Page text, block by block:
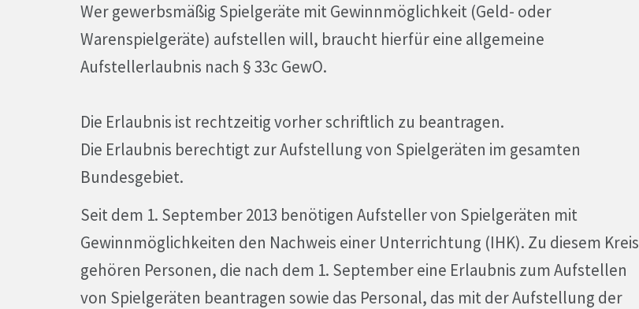
Wer gewerbsmäßig Spielgeräte mit Gewinnmöglichkeit (Geld- oder
Warenspielgeräte) aufstellen will, braucht hierfür eine allgemeine
Aufstellerlaubnis nach § 33c GewO.
Die Erlaubnis ist rechtzeitig vorher schriftlich zu beantragen.
Die Erlaubnis berechtigt zur Aufstellung von Spielgeräten im gesamten
Bundesgebiet.
Seit dem 1. September 2013 benötigen Aufsteller von Spielgeräten mit
Gewinnmöglichkeiten den Nachweis einer Unterrichtung (IHK). Zu diesem Kreis
gehören Personen, die nach dem 1. September eine Erlaubnis zum Aufstellen
von Spielgeräten beantragen sowie das Personal, das mit der Aufstellung der